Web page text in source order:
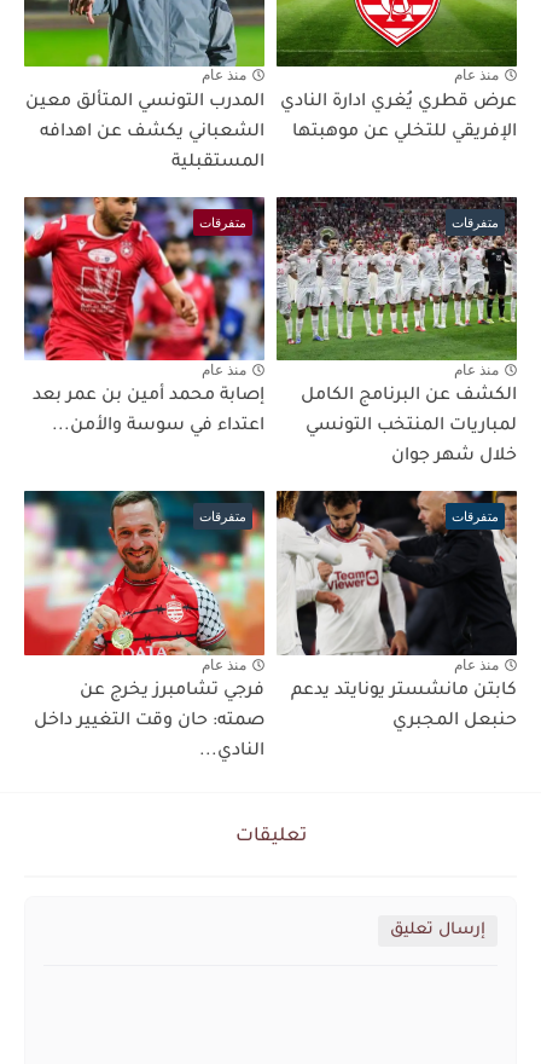
منذ عام
عرض قطري يُغري ادارة النادي
الإفريقي للتخلي عن موهبتها
منذ عام
المدرب التونسي المتألق معين
الشعباني يكشف عن اهدافه
المستقبلية
متفرقات
منذ عام
الكشف عن البرنامج الكامل
لمباريات المنتخب التونسي
خلال شهر جوان
متفرقات
منذ عام
إصابة محمد أمين بن عمر بعد
اعتداء في سوسة والأمن...
متفرقات
منذ عام
كابتن مانشستر يونايتد يدعم
حنبعل المجبري
متفرقات
منذ عام
فرجي تشامبرز يخرج عن
صمته: حان وقت التغيير داخل
النادي...
تعليقات
إرسال تعليق